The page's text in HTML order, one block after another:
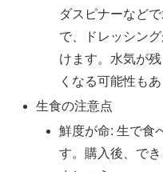
ダスピナーなど
で、ドレッシン
けます。水気が
くなる可能性もあ
生食の注意点
鮮度が命: 生で食
す。購入後、で